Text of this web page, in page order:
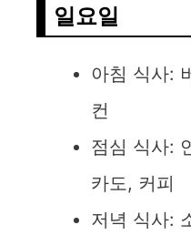
일요일
아침 식사:
컨
점심 식사:
카도, 커피
저녁 식사: